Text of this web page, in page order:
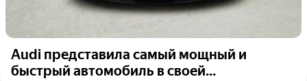
Audi представила самый мощный и
быстрый автомобиль в своей...